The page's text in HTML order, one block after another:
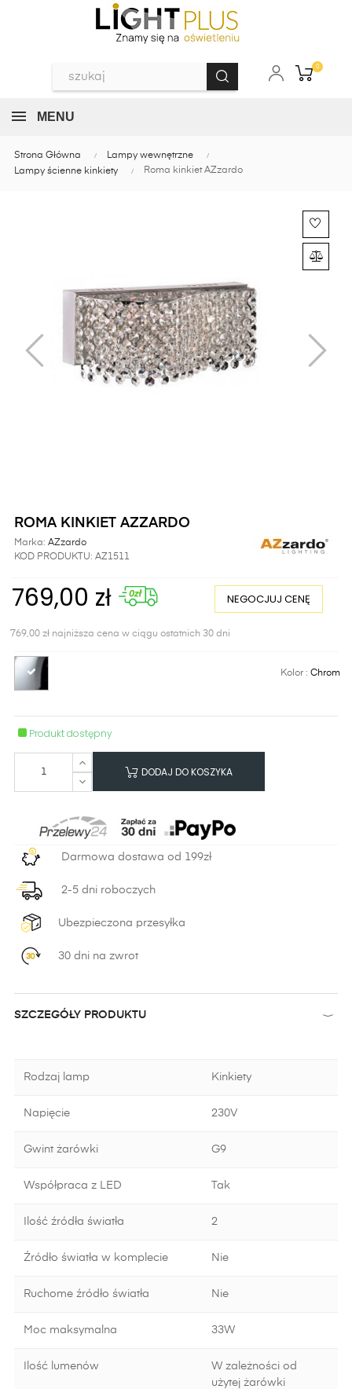
0
MENU
Strona Główna
Lampy wewnętrzne
Lampy ścienne kinkiety
Roma kinkiet AZzardo
ROMA KINKIET AZZARDO
Marka: AZzardo
KOD PRODUKTU: AZ1511
769,00 zł NEGOCJUJ CENĘ
769,00 zł najniższa cena w ciągu ostatnich 30 dni
Kolor :Chrom
Produkt dostępny
DODAJ DO KOSZYKA
Darmowa dostawa od 199zł
2-5 dni roboczych
Ubezpieczona przesyłka
30 dni na zwrot
SZCZEGÓŁY PRODUKTU
Rodzaj lamp Kinkiety
Napięcie 230V
Gwint żarówki G9
Współpraca z LED Tak
Ilość źródła światła 2
Źródło światła w komplecie Nie
Ruchome źródło światła Nie
Moc maksymalna 33W
Ilość lumenów
W zależności od
użytej żarówki